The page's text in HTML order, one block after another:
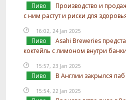
Пиво
Производство и
с ним растут и риски для
16:02, 24 Jan 2025
Пиво
Asahi Breweries
коктейль с лимоном внутри банки
15:57, 23 Jan 2025
Пиво В Англии закрылся
15:54, 22 Jan 2025